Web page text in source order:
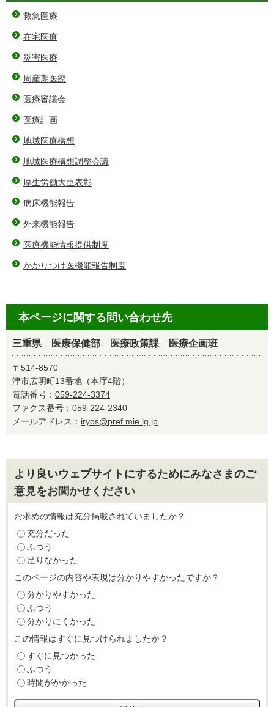
救急医療
在宅医療
災害医療
周産期医療
医療審議会
医療計画
地域医療構想
地域医療構想調整会議
厚生労働大臣表彰
病床機能報告
外来機能報告
医療機能情報提供制度
かかりつけ医機能報告制度
本ページに関する問い合わせ先
三重県 医療保健部 医療政策課 医療企画班
〒514-8570
津市広明町13番地（本庁4階）
電話番号： 059-224-3374
ファクス番号：059-224-2340
メールアドレス： iryos@pref.mie.lg.jp
より良いウェブサイトにするためにみなさまのご
意見をお聞かせください
お求めの情報は充分掲載されていましたか？
充分だった
ふつう
足りなかった
このページの内容や表現は分かりやすかったですか？
分かりやすかった
ふつう
分かりにくかった
この情報はすぐに見つけられましたか？
すぐに見つかった
ふつう
時間がかかった